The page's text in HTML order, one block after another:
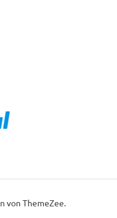
von ThemeZee.